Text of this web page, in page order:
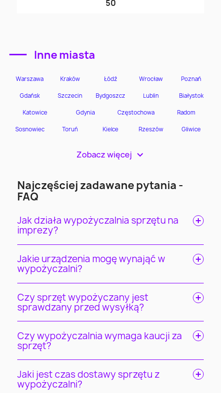
50
Inne miasta
Zobacz więcej >
Najczęściej zadawane pytania -
FAQ
Jak działa wypożyczalnia sprzętu na
imprezy?
Jakie urządzenia mogę wynająć w
wypożyczalni?
Czy sprzęt wypożyczany jest
sprawdzany przed wysyłką?
Czy wypożyczalnia wymaga kaucji za
sprzęt?
Jaki jest czas dostawy sprzętu z
wypożyczalni?